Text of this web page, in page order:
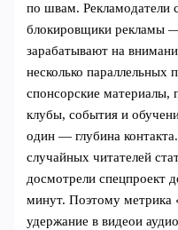
по швам. Рекламодатели
блокировщики рекламы
зарабатывают на
несколько параллельных
спонсорские материалы,
клубы, события и
один — глубина
случайных читателей
досмотрели спецпроект
минут. Поэтому метрика
удержание в видеои